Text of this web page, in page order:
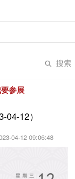
搜索
参展
04-12）
04-12 09:06:48